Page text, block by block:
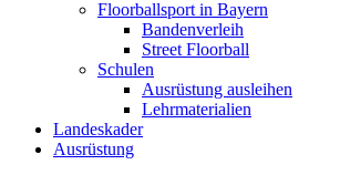
Floorballsport in Bayern
Bandenverleih
Street Floorball
Schulen
Ausrüstung ausleihen
Lehrmaterialien
Landeskader
Ausrüstung